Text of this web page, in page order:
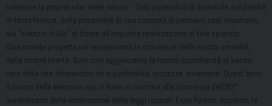
orientare la propria vita, darle senso. Solo ponendoci le domande sul perché
di tanta ferocia, sulla possibilità di una capacità di pensiero così disumana,
sul “silenzio di Dio” di fronte all’impunita realizzazione di tale spietato,
dissacrante progetto noi recuperiamo la coscienza della nostra umanità,
della nostra libertà. Solo così agganciamo la nostra quotidianità al senso
vero della vita, liberandoci da superficialità, rozzezze, sviamenti. Quest’anno
il Giorno della Memoria, qui in Italia, si somma alla ricorrenza dell’80°
anniversario della emanazione della leggi razziali. Esse furono, appunto, la